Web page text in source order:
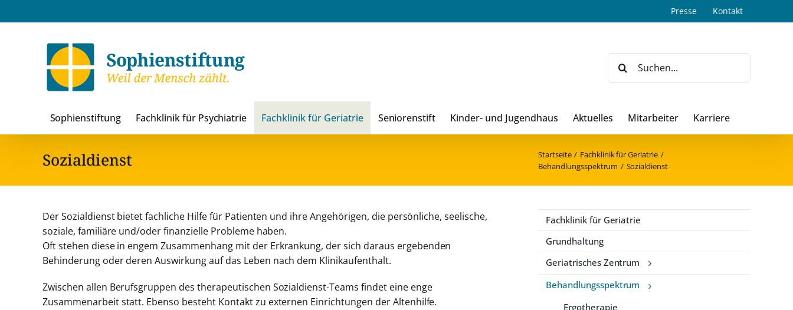
Inhalt
Presse Kontakt
Suche
nach:
Sophienstiftung Fachklinik für Psychiatrie Fachklinik für Geriatrie Seniorenstift Kinder- und Jugendhaus Aktuelles Mitarbeiter Karriere
Sozialdienst Startseite
Fachklinik für Geriatrie
Behandlungsspektrum
Sozialdienst
Der Sozialdienst bietet fachliche Hilfe für Patienten und ihre Angehörigen, die persönliche, seelische,
soziale, familiäre und/oder finanzielle Probleme haben.
Oft stehen diese in engem Zusammenhang mit der Erkrankung, der sich daraus ergebenden
Behinderung oder deren Auswirkung auf das Leben nach dem Klinikaufenthalt.
Zwischen allen Berufsgruppen des therapeutischen Sozialdienst-Teams findet eine enge
Zusammenarbeit statt. Ebenso besteht Kontakt zu externen Einrichtungen der Altenhilfe.
Fachklinik für Geriatrie
Grundhaltung
Geriatrisches Zentrum
Behandlungsspektrum
Ergotherapie